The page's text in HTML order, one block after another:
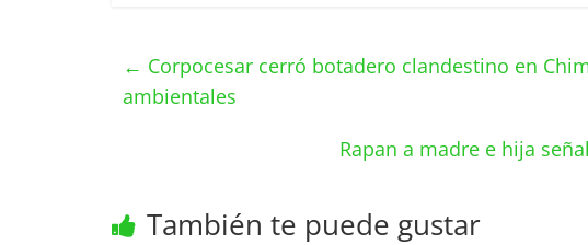
← Corpocesar cerró botadero clandestino en
ambientales
Rapan a madre e hija
También te puede gustar